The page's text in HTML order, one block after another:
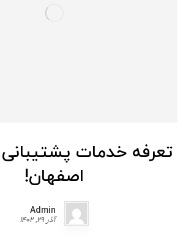
تعرفه خدمات
اصفهان!
Admin
آذر 29, 1402